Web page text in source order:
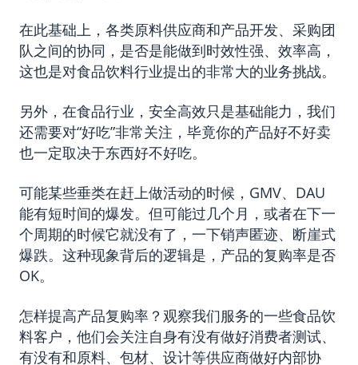
在此基础上，各类原料供应商和产品开发、采购团
队之间的协同，是否是能做到时效性强、效率高，
这也是对食品饮料行业提出的非常大的业务挑战。
另外，在食品行业，安全高效只是基础能力，我们
还需要对“好吃”非常关注，毕竟你的产品好不好卖
也一定取决于东西好不好吃。
可能某些垂类在赶上做活动的时候，GMV、DAU
能有短时间的爆发。但可能过几个月，或者在下一
个周期的时候它就没有了，一下销声匿迹、断崖式
爆跌。这种现象背后的逻辑是，产品的复购率是否
OK。
怎样提高产品复购率？观察我们服务的一些食品饮
料客户，他们会关注自身有没有做好消费者测试、
有没有和原料、包材、设计等供应商做好内部协